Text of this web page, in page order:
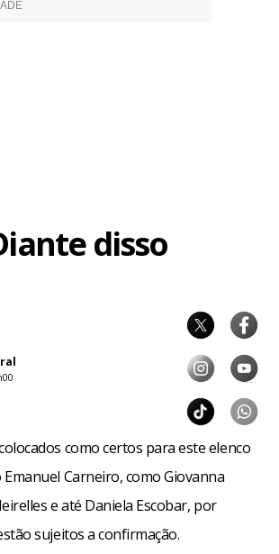
disso
como certos para este elenco
Emanuel Carneiro, como Giovanna
e até Daniela Escobar, por
sujeitos a confirmação.